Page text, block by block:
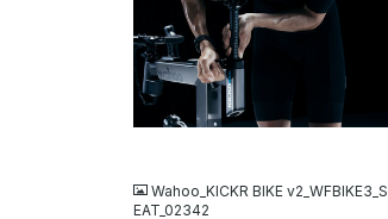
JPG
Wahoo_KICKR BIKE v2_WFBIKE3_S
EAT_02342